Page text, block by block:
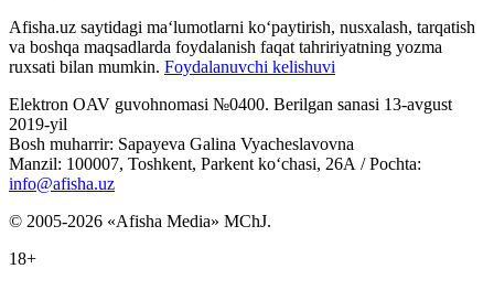
Afisha.uz saytidagi ma‘lumotlarni ko‘paytirish, nusxalash, tarqatish
va boshqa maqsadlarda foydalanish faqat tahririyatning yozma
ruxsati bilan mumkin. Foydalanuvchi kelishuvi
Elektron OAV guvohnomasi №0400. Berilgan sanasi 13-avgust
2019-yil
Bosh muharrir: Sapayeva Galina Vyacheslavovna
Manzil: 100007, Toshkent, Parkent ko‘chasi, 26А / Pochta:
info@afisha.uz
© 2005-2026 «Afisha Media» MChJ.
18+